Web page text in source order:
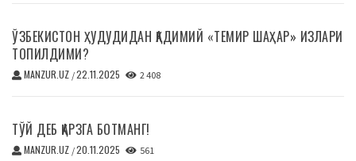
ЎЗБЕКИСТОН ҲУДУДИДАН ҚАДИМИЙ «ТЕМИР ШАҲАР» ИЗЛАРИ
ТОПИЛДИМИ?
MANZUR.UZ /22.11.2025 2 408
ТЎЙ ДЕБ ҚАРЗГА БОТМАНГ!
MANZUR.UZ /20.11.2025 561